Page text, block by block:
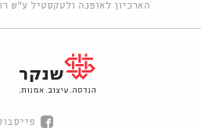
הארכיון לאופנה ולטקסטיל ע"ש